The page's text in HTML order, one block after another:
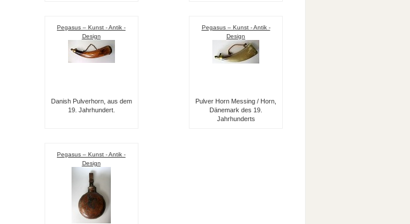
Pegasus – Kunst - Antik -
Design
Danish Pulverhorn, aus dem
19. Jahrhundert.
Pegasus – Kunst - Antik -
Design
Pulver Horn Messing / Horn,
Dänemark des 19.
Jahrhunderts
Pegasus – Kunst - Antik -
Design